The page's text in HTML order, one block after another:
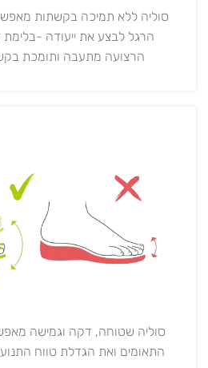
סוליה ללא תמיכה בקשתות
הרגל לבצע את ייעודה -בלימת
הרצועה מתעבה ותומכת
סוליה שטוחה, דקה וגמישה
התאומים ואת הגדלת טווח